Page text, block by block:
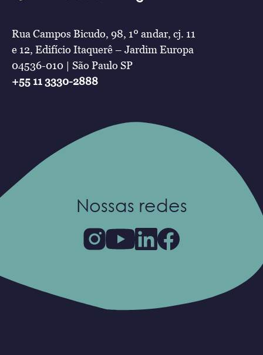
Rua Campos Bicudo, 98, 1º andar, cj. 11
e 12, Edifício Itaquerê – Jardim Europa
04536-010 | São Paulo SP
+55 11 3330-2888
Nossas redes